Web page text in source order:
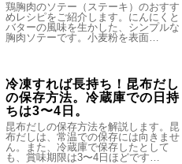
鶏胸肉のソテー（ステーキ）のおすす
めレシピをご紹介します。にんにくと
バターの風味を生かした、シンプルな
胸肉ソテーです。小麦粉を表面…
冷凍すれば長持ち！昆布だし
の保存方法。冷蔵庫での日持
ちは3〜4日。
昆布だしの保存方法を解説します。昆
布だしは、常温での保存には向きませ
ん。また、冷蔵庫で保存したとして
も、賞味期限は3〜4日ほどです…